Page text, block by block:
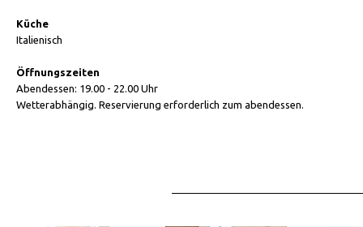
Küche
Italienisch
Öffnungszeiten
Abendessen: 19.00 - 22.00 Uhr
Wetterabhängig. Reservierung erforderlich zum abendessen.